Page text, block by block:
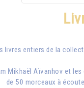
livres entiers de la
Mikhaël Aïvanhov et les
de 50 morceaux à